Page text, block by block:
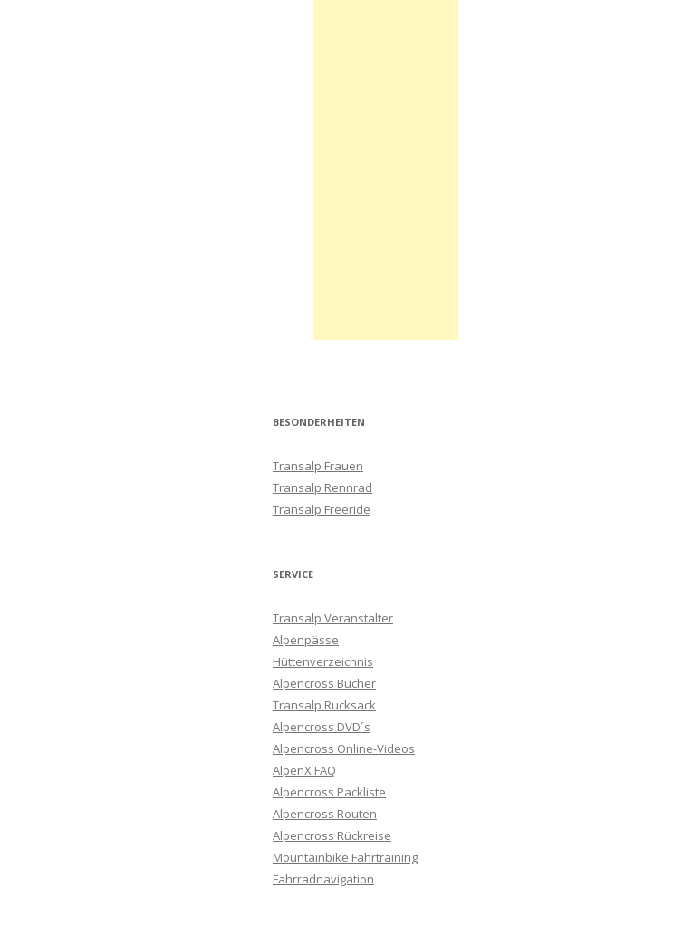
BESONDERHEITEN
Transalp Frauen
Transalp Rennrad
Transalp Freeride
SERVICE
Transalp Veranstalter
Alpenpässe
Hüttenverzeichnis
Alpencross Bücher
Transalp Rucksack
Alpencross DVD´s
Alpencross Online-Videos
AlpenX FAQ
Alpencross Packliste
Alpencross Routen
Alpencross Rückreise
Mountainbike Fahrtraining
Fahrradnavigation